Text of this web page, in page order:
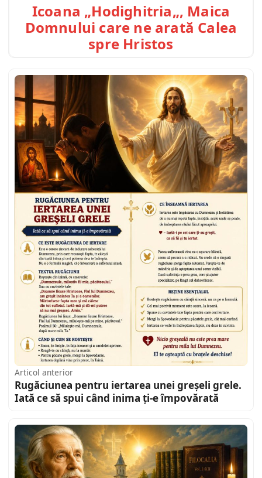
Icoana „Hodighitria„, Maica
Domnului care ne arată Calea
spre Hristos
Articol anterior
Rugăciunea pentru iertarea unei greșeli grele.
Iată ce să spui când inima ți-e împovărată